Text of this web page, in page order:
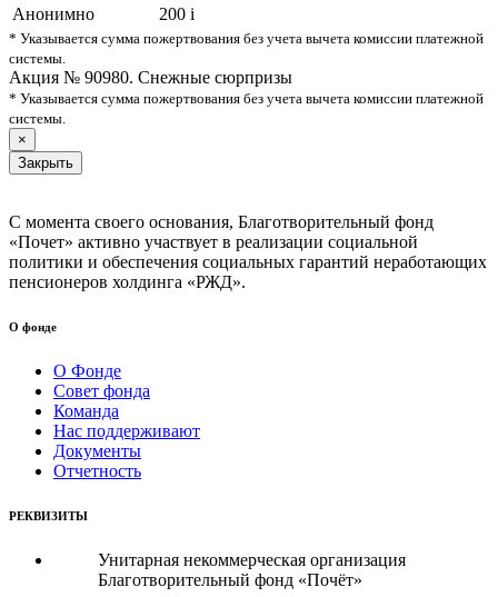
Анонимно
200 i
* Указывается сумма пожертвования без учета вычета комиссии платежной
системы.
Акция № 90980. Снежные сюрпризы
* Указывается сумма пожертвования без учета вычета комиссии платежной
системы.
×
Закрыть
С момента своего основания, Благотворительный фонд
«Почет» активно участвует в реализации социальной
политики и обеспечения социальных гарантий неработающих
пенсионеров холдинга «РЖД».
О фонде
О Фонде
Совет фонда
Команда
Нас поддерживают
Документы
Отчетность
РЕКВИЗИТЫ
Унитарная некоммерческая организация
Благотворительный фонд «Почёт»